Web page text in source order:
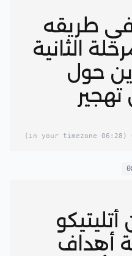
في طريقه
الثانية
حول
تهجير
(06:28 in your timezone)
أهداف